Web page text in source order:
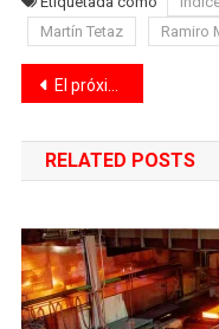
condiciones de…
Martín Tetaz
Ramiro
Navegación
de
entradas
El próximo fin de semana largo tendrá seis días: cuándo será
RELATED POSTS